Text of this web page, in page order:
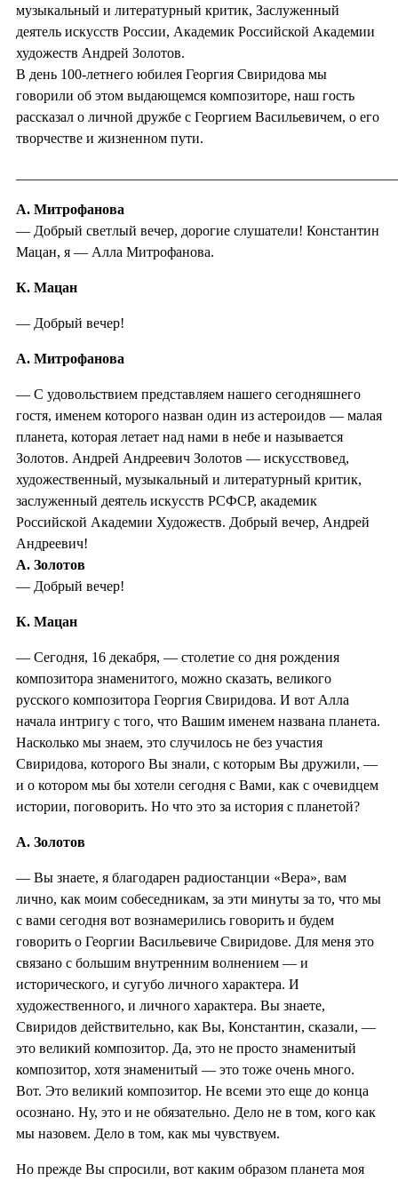
музыкальный и литературный критик, Заслуженный
деятель искусств России, Академик Российской Академии
художеств Андрей Золотов.
В день 100-летнего юбилея Георгия Свиридова мы
говорили об этом выдающемся композиторе, наш гость
рассказал о личной дружбе с Георгием Васильевичем, о его
творчестве и жизненном пути.
А. Митрофанова
— Добрый светлый вечер, дорогие слушатели! Константин
Мацан, я — Алла Митрофанова.
К. Мацан
— Добрый вечер!
А. Митрофанова
— С удовольствием представляем нашего сегодняшнего
гостя, именем которого назван один из астероидов — малая
планета, которая летает над нами в небе и называется
Золотов. Андрей Андреевич Золотов — искусствовед,
художественный, музыкальный и литературный критик,
заслуженный деятель искусств РСФСР, академик
Российской Академии Художеств. Добрый вечер, Андрей
Андреевич!
А. Золотов
— Добрый вечер!
К. Мацан
— Сегодня, 16 декабря, — столетие со дня рождения
композитора знаменитого, можно сказать, великого
русского композитора Георгия Свиридова. И вот Алла
начала интригу с того, что Вашим именем названа планета.
Насколько мы знаем, это случилось не без участия
Свиридова, которого Вы знали, с которым Вы дружили, —
и о котором мы бы хотели сегодня с Вами, как с очевидцем
истории, поговорить. Но что это за история с планетой?
А. Золотов
— Вы знаете, я благодарен радиостанции «Вера», вам
лично, как моим собеседникам, за эти минуты за то, что мы
с вами сегодня вот вознамерились говорить и будем
говорить о Георгии Васильевиче Свиридове. Для меня это
связано с большим внутренним волнением — и
исторического, и сугубо личного характера. И
художественного, и личного характера. Вы знаете,
Свиридов действительно, как Вы, Константин, сказали, —
это великий композитор. Да, это не просто знаменитый
композитор, хотя знаменитый — это тоже очень много.
Вот. Это великий композитор. Не всеми это еще до конца
осознано. Ну, это и не обязательно. Дело не в том, кого как
мы назовем. Дело в том, как мы чувствуем.
Но прежде Вы спросили, вот каким образом планета моя